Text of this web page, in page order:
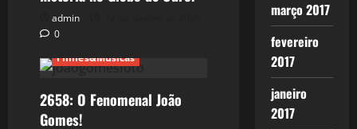
admin
0
Filmes&Músicas
2658: O Fenomenal João
Gomes!
março 2017
fevereiro
2017
janeiro
2017